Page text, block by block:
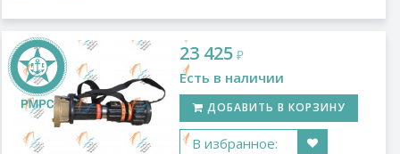
23 425 ₽
Есть в наличии
ДОБАВИТЬ В КОРЗИНУ
В избранное: